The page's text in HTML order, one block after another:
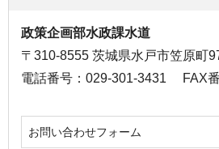
政策企画部水政課水道
〒310-8555 茨城県水戸市笠原町
電話番号：029-301-3431
FAX
お問い合わせフォーム